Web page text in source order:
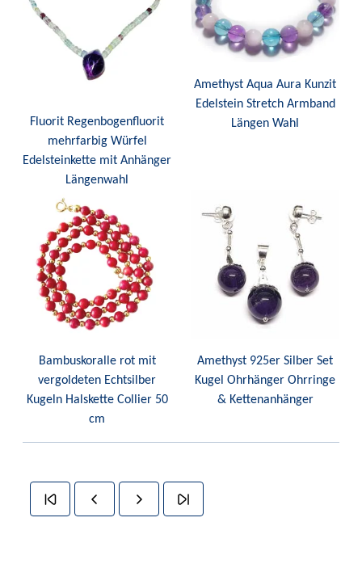
Fluorit Regenbogenfluorit
mehrfarbig Würfel
Edelsteinkette mit Anhänger
Längenwahl
Amethyst Aqua Aura Kunzit
Edelstein Stretch Armband
Längen Wahl
Bambuskoralle rot mit
vergoldeten Echtsilber
Kugeln Halskette Collier 50
cm
Amethyst 925er Silber Set
Kugel Ohrhänger Ohrringe
& Kettenanhänger